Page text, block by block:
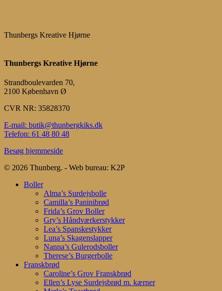
Thunbergs Kreative Hjørne
Thunbergs Kreative Hjørne
Strandboulevarden 70,
2100 København Ø
CVR NR: 35828370
E-mail: butik@thunbergkiks.dk
Telefon: 61 48 80 48
Besøg hjemmeside
© 2026 Thunberg. - Web bureau: K2P
Close
Boller
Alma’s Surdejsbolle
Camilla’s Paninibrød
Frida’s Grov Boller
Gry’s Håndværkerstykker
Lea’s Spanskestykker
Luna’s Skagenslapper
Nanna’s Gulerodsboller
Therese’s Burgerbolle
Franskbrød
Caroline’s Grov Franskbrød
Ellen’s Lyse Surdejsbrød m. kærner